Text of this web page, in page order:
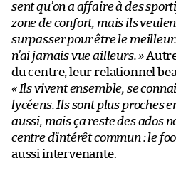
sent qu’on a affaire à des
zone de confort, mais ils
surpasser pour être le
n’ai jamais vue ailleurs. »
du centre, leur relationnel
« Ils vivent ensemble, se
lycéens. Ils sont plus proches
aussi, mais ça reste des ados
centre d’intérêt commun : le
aussi intervenante.